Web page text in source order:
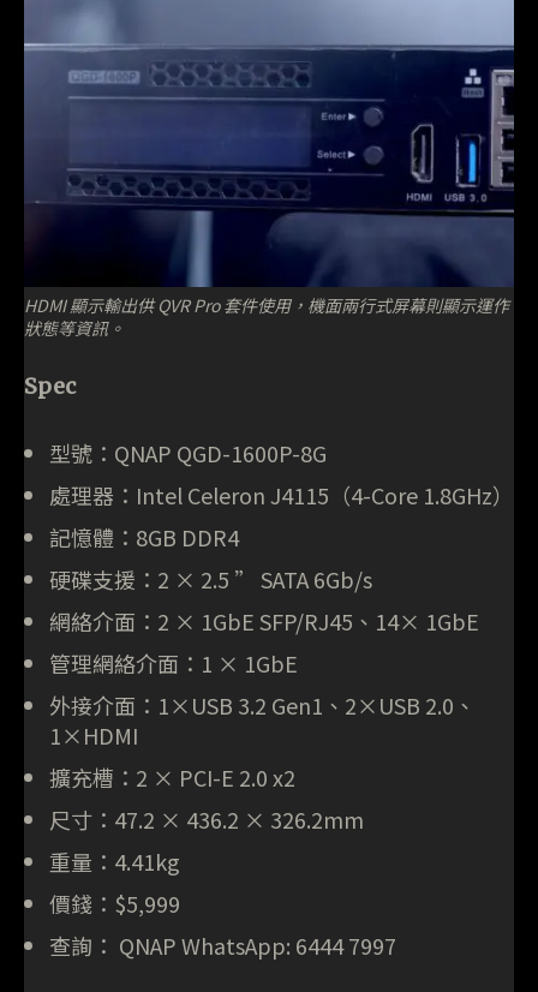
HDMI 顯示輸出供 QVR Pro 套件使用，機面兩行式屏幕則顯示運作
狀態等資訊。
Spec
型號：QNAP QGD-1600P-8G
處理器：Intel Celeron J4115（4-Core 1.8GHz）
記憶體：8GB DDR4
硬碟支援：2 × 2.5 ” SATA 6Gb/s
網絡介面：2 × 1GbE SFP/RJ45、14× 1GbE
管理網絡介面：1 × 1GbE
外接介面：1×USB 3.2 Gen1、2×USB 2.0、
1×HDMI
擴充槽：2 × PCI-E 2.0 x2
尺寸：47.2 × 436.2 × 326.2mm
重量：4.41kg
價錢：$5,999
查詢： QNAP WhatsApp: 6444 7997